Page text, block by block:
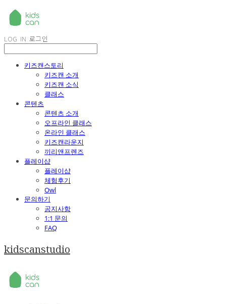
LOG IN 로그인
키즈캔스토리
키즈캔 소개
키즈캔 소식
클래스
콘텐츠
콘텐츠 소개
오프라인 클래스
온라인 클래스
키즈캔라운지
끼리앤프렌즈
플레이샵
플레이샵
체험후기
Owl
문의하기
공지사항
1:1 문의
FAQ
kidscanstudio